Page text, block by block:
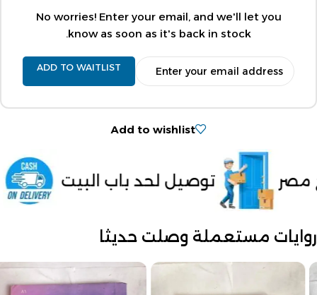
No worries! Enter your email, and we'll let you
know as soon as it's back in stock.
ADD TO WAITLIST
Add to wishlist
الدفع عند لحد باب البيت
روايات مستعملة وصلت حديثا